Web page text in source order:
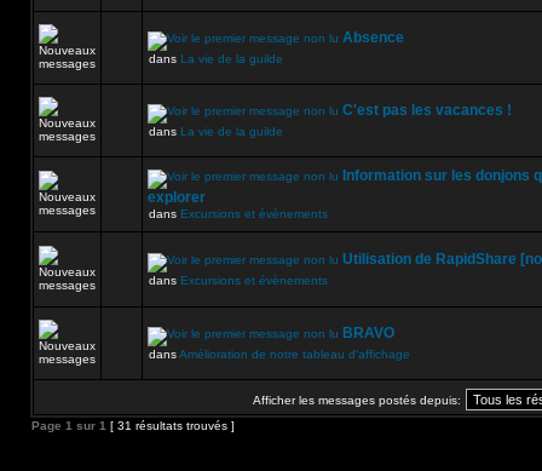
Absence
dans La vie de la guilde
C'est pas les vacances !
dans La vie de la guilde
Information sur les donjons
explorer
dans Excursions et évènements
Utilisation de RapidShare
dans Excursions et évènements
BRAVO
dansAmélioration de notre tableau d'affichage
Afficher les messages postés depuis:
Page 1 sur 1 [ 31 résultats trouvés ]